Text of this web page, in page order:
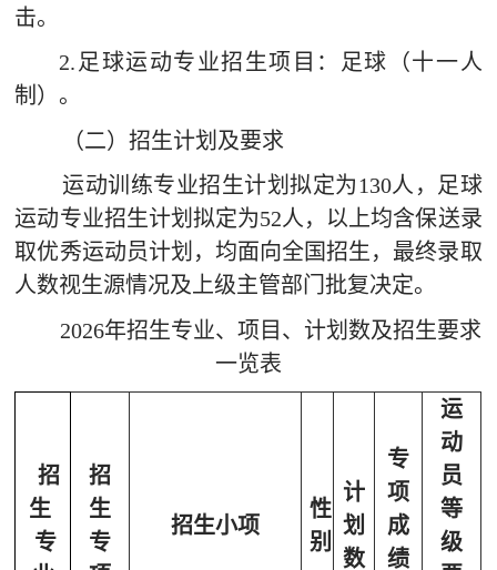
击。
2. 足球运动专业招生项目：足球（十一人
制）。
（二）招生计划及要求
运动训练专业招生计划拟定为130人，足球
运动专业招生计划拟定为52人，以上均含保送录
取优秀运动员计划，均面向全国招生，最终录取
人数视生源情况及上级主管部门批复决定。
2026年招生专业、项目、计划数及招生要求
一览表
招
生
专
招
生
专
招生小项
性
别
计
划
数
专
项
成
绩
运
动
员
等
级